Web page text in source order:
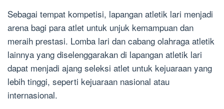
Sebagai tempat kompetisi, lapangan atletik lari menjadi
arena bagi para atlet untuk unjuk kemampuan dan
meraih prestasi. Lomba lari dan cabang olahraga atletik
lainnya yang diselenggarakan di lapangan atletik lari
dapat menjadi ajang seleksi atlet untuk kejuaraan yang
lebih tinggi, seperti kejuaraan nasional atau
internasional.